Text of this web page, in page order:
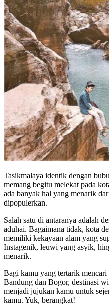
Tasikmalaya identik dengan
memang begitu melekat pada
ada banyak hal yang menarik
dipopulerkan.
Salah satu di antaranya adalah
aduhai. Bagaimana tidak, kota
memiliki kekayaan alam yang
Instagenik, leuwi yang asyik,
menarik.
Bagi kamu yang tertarik
Bandung dan Bogor, destinasi
menjadi jujukan kamu untuk
kamu. Yuk, berangkat!